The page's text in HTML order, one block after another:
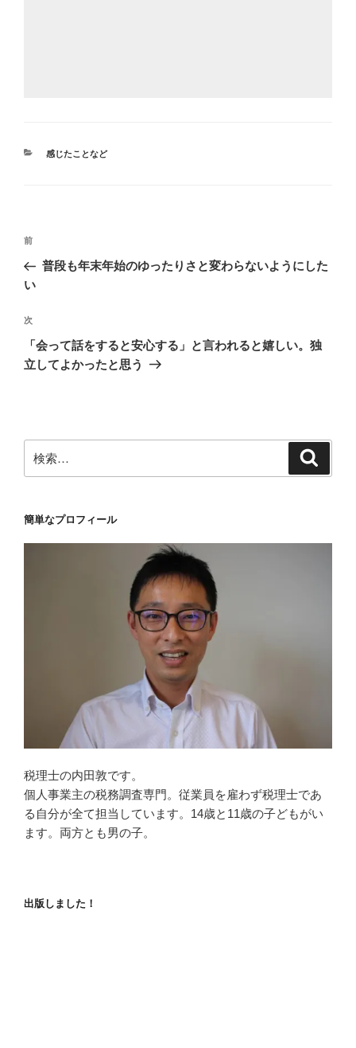
カ
感じたことなど
投
ナ
ゲ
ー
シ
前
の
投
前
普段も年末年始のゆったりさと変わらないようにした
い
次
の
投
次
「会って話をすると安心する」と言われると嬉しい。独
立してよかったと思う
索:
簡単なプロフィール
税理士の内田敦です。
個人事業主の税務調査専門。従業員を雇わず税理士であ
る自分が全て担当しています。14歳と11歳の子どもがい
ます。両方とも男の子。
出版しました！